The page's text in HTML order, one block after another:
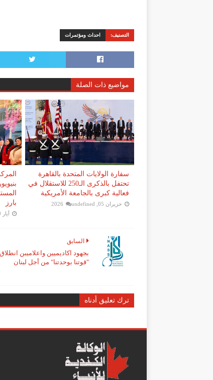
التصنيف: احداث ومؤتمرات
مواضيع ذات الصلة
سفارة الولايات المتحدة بالقاهرة
تحتفل بالذكرى الـ250 للاستقلال في
فعالية كبرى بالجامعة الأمريكية
حزيران 05, 2026 undefined
بارز
أيار 20, 2026
السابق
بجهود اكاديميين واعلاميبن
"قوتنا بوحدتنا" من أجل لبنان
ترك تعليق أدناه